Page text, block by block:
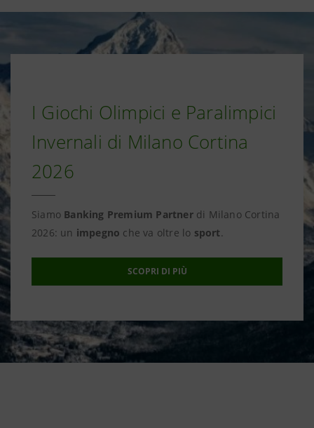
I Giochi Olimpici e Paralimpici
Invernali di Milano Cortina
2026
Siamo Banking Premium Partner di Milano Cortina
2026: un impegno che va oltre lo sport.
SCOPRI DI PIÙ